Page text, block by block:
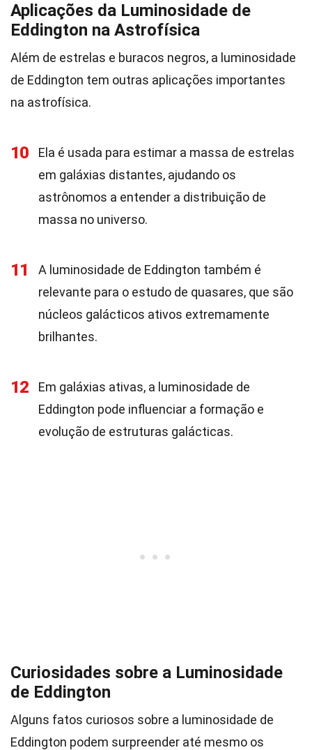
Aplicações da Luminosidade de
Eddington na Astrofísica
Além de estrelas e buracos negros, a luminosidade
de Eddington tem outras aplicações importantes
na astrofísica.
10
Ela é usada para estimar a massa de estrelas
em galáxias distantes, ajudando os
astrônomos a entender a distribuição de
massa no universo.
11
A luminosidade de Eddington também é
relevante para o estudo de quasares, que são
núcleos galácticos ativos extremamente
brilhantes.
12
Em galáxias ativas, a luminosidade de
Eddington pode influenciar a formação e
evolução de estruturas galácticas.
Curiosidades sobre a Luminosidade
de Eddington
Alguns fatos curiosos sobre a luminosidade de
Eddington podem surpreender até mesmo os